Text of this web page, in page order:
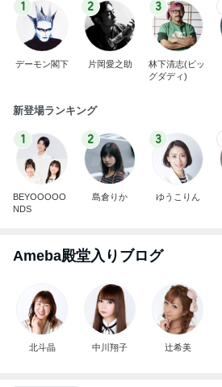
1
デーモン閣下
2
片岡愛之助
3
林下清志(ビッ
グダディ)
新登場ランキング
1
BEYOOOOO
NDS
2
島倉りか
3
ゆうこりん
Ameba殿堂入りブログ
北斗晶 中川翔子 辻希美